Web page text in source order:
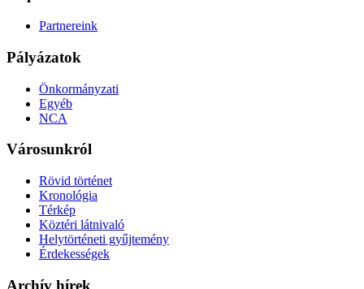
Partnereink
Pályázatok
Önkormányzati
Egyéb
NCA
Városunkról
Rövid történet
Kronológia
Térkép
Köztéri látnivaló
Helytörténeti gyűjtemény
Érdekességek
Archív hírek